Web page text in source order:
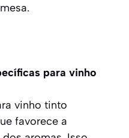
para vinho
vinho tinto
favorece a